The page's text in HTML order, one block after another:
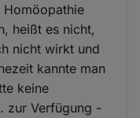
Homöopathie
heißt es nicht,
nicht wirkt und
kannte man
keine
zur Verfügung -